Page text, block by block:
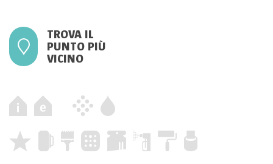
TROVA IL
PUNTO PIÙ
VICINO